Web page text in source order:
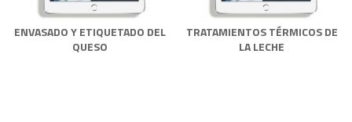
ENVASADO Y ETIQUETADO DEL
QUESO
TRATAMIENTOS TÉRMICOS DE
LA LECHE